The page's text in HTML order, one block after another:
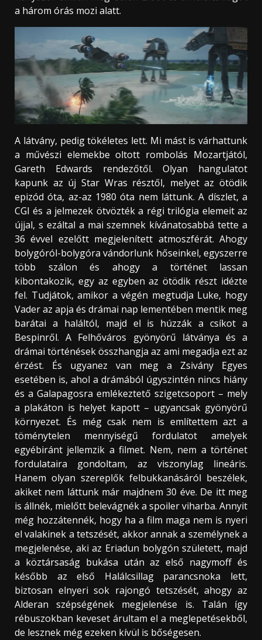
a három órás mozi alatt.
A látvány, pedig tökéletes lett. Mi mást is várhattunk
a művészi elemekbe oltott rombolás Mozartjától,
Gareth Edwards rendezőtől. Olyan hangulatot
kapunk az új Star Wras résztől, melyet az ötödik
epizód óta, az-az 1980 óta nem láttunk. A díszlet, a
CGI és a jelmezek ötvözték a régi trilógia elemeit az
újjal, s ezáltal a mai szemnek kívánatosabbá tette a
36 évvel ezelőtt megjelenített atmoszférát. Ahogy
bolygóról-bolygóra vándorlunk hőseinkel, egyszerre
több szálon és ahogy a történet lassan
kibontakozik, egy az egyben az ötödik részt idézte
fel. Tudjátok, amikor a végén megtudja Luke, hogy
Vader az apja és drámai nap lementében mentik meg
barátai a haláltól, majd el is húzzák a csíkot a
Bespinről. A Felhőváros gyönyörű látványa és a
drámai történések összhangja az ami megadja ezt az
érzést. És ugyanez van meg a Zsivány Egyes
esetében is, ahol a drámából úgyszintén nincs hiány
és a Galapagosra emlékeztető szigetcsoport – mely
a plakáton is helyet kapott – ugyancsak gyönyörű
környezet. És még csak nem is említettem azt a
töménytelen mennyiségű fordulatot amelyek
egyébiránt jellemzik a filmet. Nem, nem a történet
fordulataira gondoltam, az viszonylag lineáris.
Hanem olyan szereplők felbukkanásáról beszélek,
akiket nem láttunk már majdnem 30 éve. De itt meg
is állnék, mielőtt belevágnék a spoiler viharba. Annyit
még hozzátennék, hogy ha a film maga nem is nyeri
el valakinek a tetszését, akkor annak a személynek a
megjelenése, aki az Eriadun bolygón született, majd
a köztársaság bukása után az első nagymoff és
később az első Halálcsillag parancsnoka lett,
biztosan elnyeri sok rajongó tetszését, ahogy az
Alderan szépségének megjelenése is. Talán így
rébuszokban keveset árultam el a meglepetésekből,
de lesznek még ezeken kívül is bőségesen.